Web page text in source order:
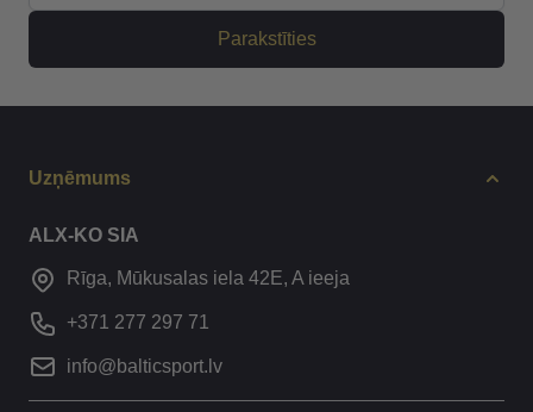
Parakstīties
Uzņēmums
ALX-KO SIA
Rīga, Mūkusalas iela 42E, A ieeja
+371 277 297 71
info@balticsport.lv